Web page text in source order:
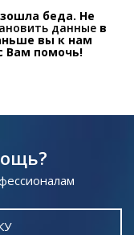
беда. Не
данныев
вы к нам
Вам помочь!